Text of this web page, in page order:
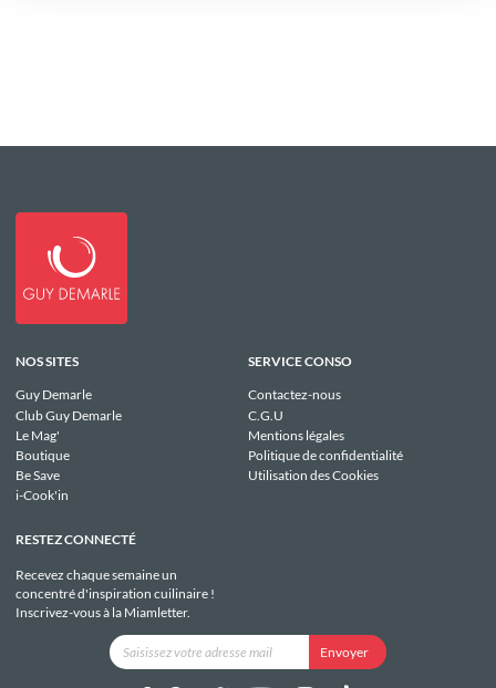
NOS SITES
Guy Demarle
Club Guy Demarle
Le Mag'
Boutique
Be Save
i-Cook'in
SERVICE CONSO
Contactez-nous
C.G.U
Mentions légales
Politique de confidentialité
Utilisation des Cookies
RESTEZ CONNECTÉ
Recevez chaque semaine un
concentré d'inspiration cuilinaire !
Inscrivez-vous à la Miamletter.